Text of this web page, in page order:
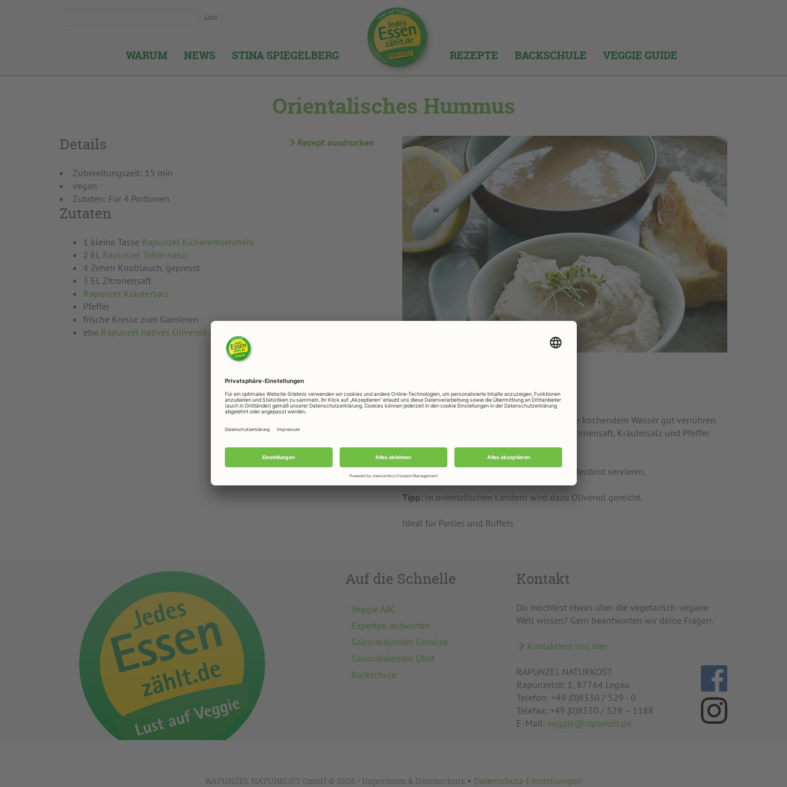
Los!
WARUM NEWS STINA SPIEGELBERG REZEPTE BACKSCHULE VEGGIE GUIDE
Orientalisches Hummus
Rezept ausdrucken
Details
Zubereitungszeit: 15 min
vegan
Zutaten: Für 4 Portionen
Zutaten
1 kleine Tasse Rapunzel Kichererbsenmehl
2 EL Rapunzel Tahin natur
4 Zehen Knoblauch, gepresst
3 EL Zitronensaft
Rapunzel Kräutersalz
Pfeffer
frische Kresse zum Garnieren
etw. Rapunzel natives Olivenöl extra
Zubereitung
Kichererbsenmehl mit der dreifachen Menge kochendem Wasser gut verrühren.
Tahin untermischen und mit Knoblauch, Zitronensaft, Kräutersalz und Pfeffer
abschmecken.
Mit Kresse garnieren und zu Weiß- oder Fladenbrot servieren.
Tipp: In orientalischen Ländern wird dazu Olivenöl gereicht.
Ideal für Parties und Buffets
Auf die Schnelle
Veggie ABC
Experten antworten
Saisonkalender Gemüse
Saisonkalender Obst
Backschule
Kontakt
Du möchtest etwas über die vegetarisch-vegane
Welt wissen? Gern beantworten wir deine Fragen.
Kontaktiere uns hier
RAPUNZEL NATURKOST
Rapunzelstr. 1, 87764 Legau
Telefon: +49 (0)8330 / 529 - 0
Telefax: +49 (0)8330 / 529 – 1188
E-Mail: veggie@rapunzel.de
RAPUNZEL NATURKOST GmbH © 2026 • Impressum& Datenschutz • Datenschutz-Einstellungen